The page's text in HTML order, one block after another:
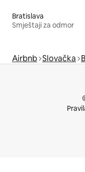
Bratislava
Smještaji za odmor
Airbnb Slovačka